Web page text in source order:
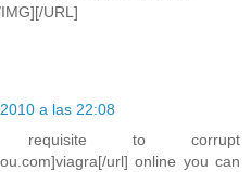
URL]
a las 22:08
to corrupt
url] online you can